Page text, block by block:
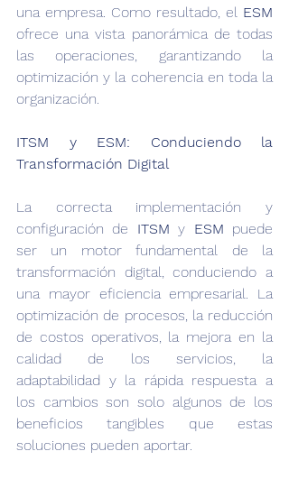
una empresa. Como resultado, el ESM
ofrece una vista panorámica de todas
las operaciones, garantizando la
optimización y la coherencia en toda la
organización.
‍ITSM y ESM: Conduciendo la
Transformación Digital
La correcta implementación y
configuración de ITSM y ESM puede
ser un motor fundamental de la
transformación digital, conduciendo a
una mayor eficiencia empresarial. La
optimización de procesos, la reducción
de costos operativos, la mejora en la
calidad de los servicios, la
adaptabilidad y la rápida respuesta a
los cambios son solo algunos de los
beneficios tangibles que estas
soluciones pueden aportar.